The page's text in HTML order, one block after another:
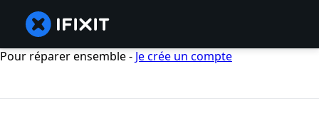
Pour réparer ensemble - Je crée un compte